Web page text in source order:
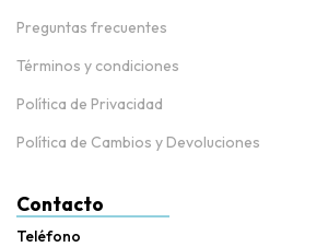
Preguntas frecuentes
Términos y condiciones
Política de Privacidad
Política de Cambios y Devoluciones
Contacto
Teléfono